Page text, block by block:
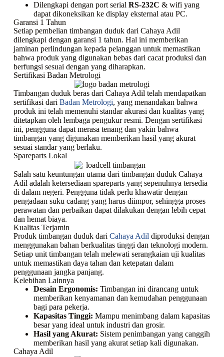
Dilengkapi dengan port serial RS-232C & wifi yang
dapat dikoneksikan ke display eksternal atau PC.
Garansi 1 Tahun
Setiap pembelian timbangan duduk dari Cahaya Adil
dilengkapi dengan garansi 1 tahun. Hal ini memberikan
jaminan perlindungan kepada pelanggan untuk memastikan
bahwa produk yang digunakan bebas dari cacat produksi dan
berfungsi sesuai dengan yang diharapkan.
Sertifikasi Badan Metrologi
Timbangan duduk beras dari Cahaya Adil telah mendapatkan
sertifikasi dari Badan Metrologi, yang menandakan bahwa
produk ini telah memenuhi standar akurasi dan kualitas yang
ditetapkan oleh lembaga pengukur resmi. Dengan sertifikasi
ini, pengguna dapat merasa tenang dan yakin bahwa
timbangan yang digunakan memberikan hasil yang akurat
sesuai standar yang berlaku.
Spareparts Lokal
Salah satu keuntungan utama dari timbangan duduk Cahaya
Adil adalah ketersediaan spareparts yang sepenuhnya tersedia
di dalam negeri. Pengguna tidak perlu khawatir dengan
pengadaan suku cadang yang harus diimpor, sehingga proses
perawatan dan perbaikan dapat dilakukan dengan lebih cepat
dan hemat biaya.
Kualitas Terjamin
Produk timbangan duduk dari Cahaya Adil diproduksi dengan
menggunakan bahan berkualitas tinggi dan teknologi modern.
Setiap unit timbangan telah melewati serangkaian uji kualitas
untuk memastikan daya tahan dan ketepatan dalam
penggunaan jangka panjang.
Kelebihan Lainnya
Desain Ergonomis: Timbangan ini dirancang untuk
memberikan kenyamanan dan kemudahan penggunaan
bagi para pekerja.
Kapasitas Tinggi: Mampu menimbang dalam kapasitas
besar yang ideal untuk industri dan grosir.
Hasil yang Akurat: Sistem penimbangan yang canggih
memberikan hasil yang akurat setiap kali digunakan.
Cahaya Adil